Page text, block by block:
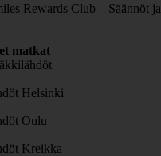
Rewards Club – Säännöt ja
matkat
Helsinki
Oulu
Kreikka